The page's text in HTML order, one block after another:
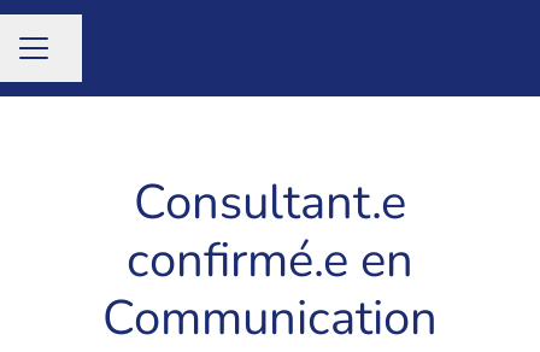
MENU CARRIÈRE
Partager la page
Consultant.e
confirmé.e en
Communication